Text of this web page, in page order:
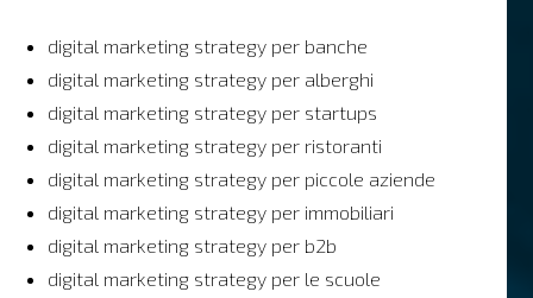
digital marketing strategy per banche
digital marketing strategy per alberghi
digital marketing strategy per startups
digital marketing strategy per ristoranti
digital marketing strategy per piccole aziende
digital marketing strategy per immobiliari
digital marketing strategy per b2b
digital marketing strategy per le scuole